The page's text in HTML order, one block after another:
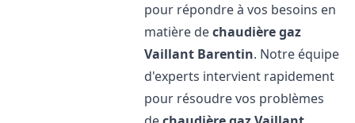
pour répondre à vos besoins en
matière dechaudière gaz
Vaillant Barentin. Notre équipe
d'experts intervient rapidement
pour résoudre vos problèmes